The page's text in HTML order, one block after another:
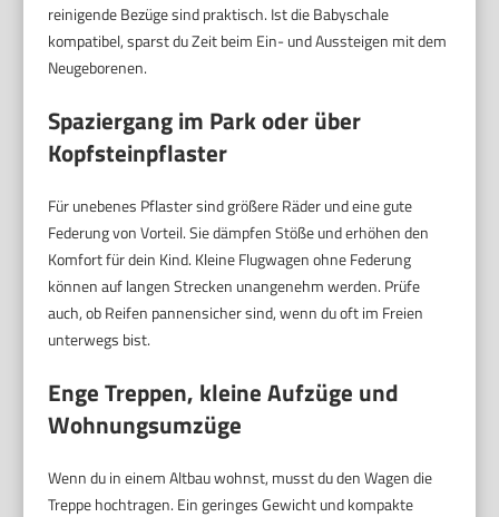
reinigende Bezüge sind praktisch. Ist die Babyschale
kompatibel, sparst du Zeit beim Ein- und Aussteigen mit dem
Neugeborenen.
Spaziergang im Park oder über
Kopfsteinpflaster
Für unebenes Pflaster sind größere Räder und eine gute
Federung von Vorteil. Sie dämpfen Stöße und erhöhen den
Komfort für dein Kind. Kleine Flugwagen ohne Federung
können auf langen Strecken unangenehm werden. Prüfe
auch, ob Reifen pannensicher sind, wenn du oft im Freien
unterwegs bist.
Enge Treppen, kleine Aufzüge und
Wohnungsumzüge
Wenn du in einem Altbau wohnst, musst du den Wagen die
Treppe hochtragen. Ein geringes Gewicht und kompakte